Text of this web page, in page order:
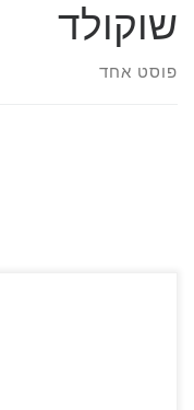
שוקולד
פוסט אחד